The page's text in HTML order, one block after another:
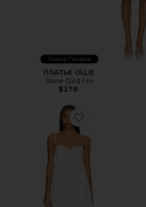
Лидер Продаж
ПЛАТЬЕ OLLIE
Stone Cold Fox
$278
Favorite ПЛАТЬЕ AVA